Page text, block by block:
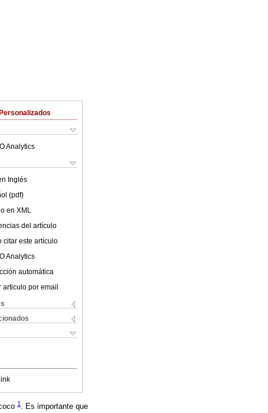
Analytics
Inglés
(pdf)
en XML
del artículo
citar este artículo
Analytics
automática
articulo por email
1 . Es importante que